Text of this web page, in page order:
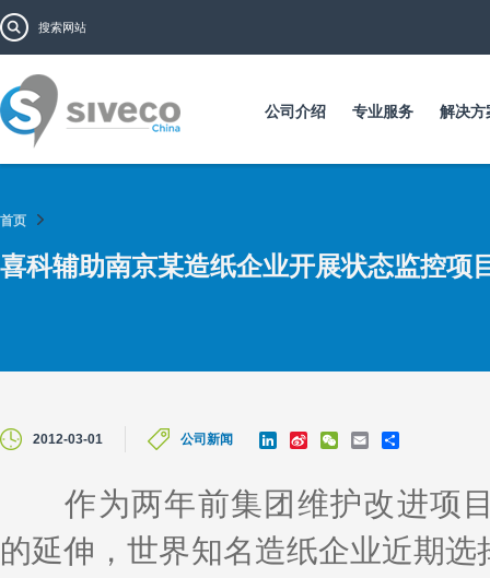
到
要
内
搜索表单
公司介绍 专业服务 解决方
首页
喜科辅助南京某造纸企业开展状态监控项
2012-03-01 公司新闻
作为两年前集团维护改进项
的延伸，世界知名造纸企业近期
k
e
I
n
a
W
i
b
W
h
a
i
l
r
e